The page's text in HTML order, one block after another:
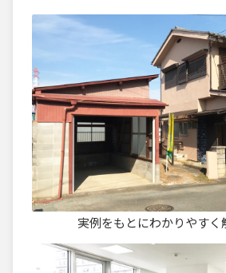
実例をもとにわかりやすく